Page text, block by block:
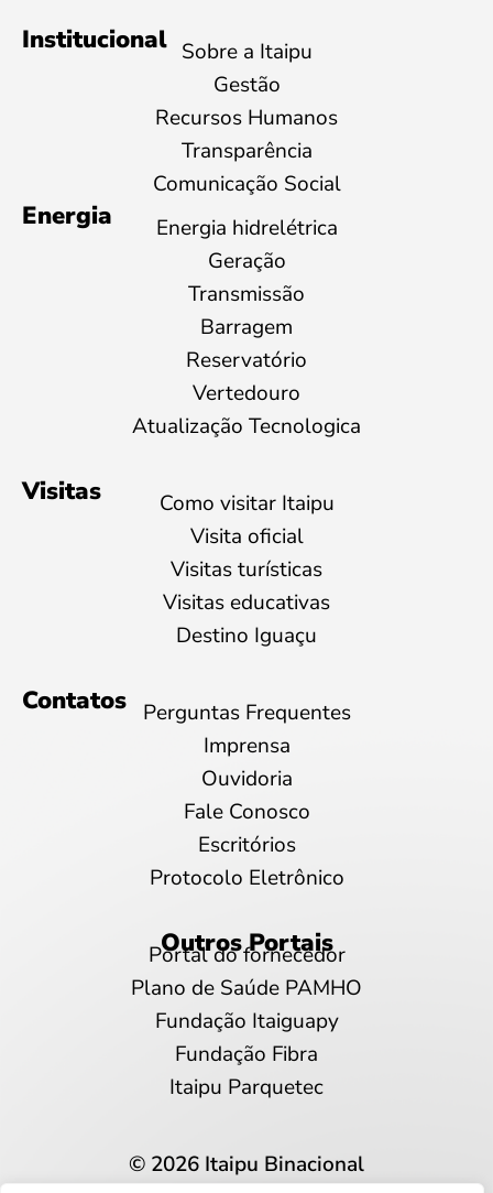
Institucional Sobre a Itaipu
Gestão
Recursos Humanos
Transparência
Comunicação Social
Energia
Energia hidrelétrica
Geração
Transmissão
Barragem
Reservatório
Vertedouro
Atualização Tecnologica
Visitas
Como visitar Itaipu
Visita oficial
Visitas turísticas
Visitas educativas
Destino Iguaçu
Contatos
Perguntas Frequentes
Imprensa
Ouvidoria
Fale Conosco
Escritórios
Protocolo Eletrônico
Outros Portais
Portal do fornecedor
Plano de Saúde PAMHO
Fundação Itaiguapy
Fundação Fibra
Itaipu Parquetec
© 2026 Itaipu Binacional